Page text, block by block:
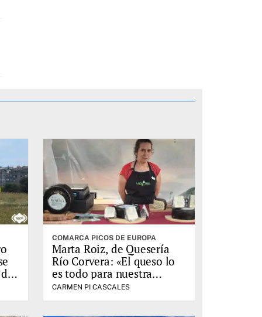
COMARCA PICOS DE EUROPA
Marta Roiz, de Quesería
Río Corvera: «El queso lo
es todo para nuestra
familia»
CARMEN PI CASCALES